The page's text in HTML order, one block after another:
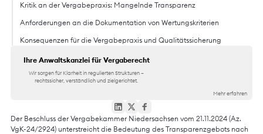
Kritik an der Vergabepraxis: Mangelnde Transparenz
Anforderungen an die Dokumentation von Wertungskriterien
Konsequenzen für die Vergabepraxis und Qualitätssicherung
Ihre Anwaltskanzlei für Vergaberecht
Wir sorgen für Klarheit in regulierten Strukturen –
rechtssicher, verständlich und zielgerichtet.
Mehr erfahren
Der Beschluss der Vergabekammer Niedersachsen vom 21.11.2024 (Az.
VgK-24/2924) unterstreicht die Bedeutung des Transparenzgebots nach